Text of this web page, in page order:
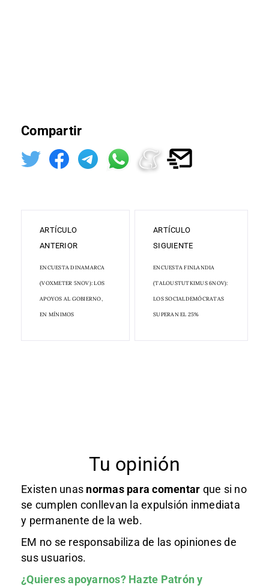
Compartir
ARTÍCULO
ANTERIOR
ENCUESTA DINAMARCA
(VOXMETER 5NOV): LOS
APOYOS AL GOBIERNO,
EN MÍNIMOS
ARTÍCULO
SIGUIENTE
ENCUESTA FINLANDIA
(TALOUSTUTKIMUS 6NOV):
LOS SOCIALDEMÓCRATAS
SUPERAN EL 25%
Tu opinión
Existen unas normas para comentar que si no
se cumplen conllevan la expulsión inmediata
y permanente de la web.
EM no se responsabiliza de las opiniones de
sus usuarios.
¿Quieres apoyarnos? Hazte Patróny